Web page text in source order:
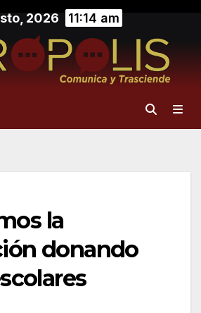
2026 11:14 am
la
donando